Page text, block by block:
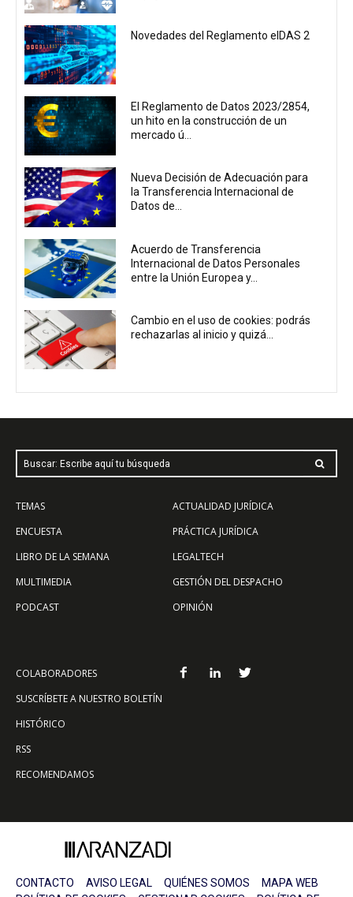
Novedades del Reglamento eIDAS 2
El Reglamento de Datos 2023/2854,
un hito en la construcción de un
mercado ú...
Nueva Decisión de Adecuación para
la Transferencia Internacional de
Datos de...
Acuerdo de Transferencia
Internacional de Datos Personales
entre la Unión Europea y...
Cambio en el uso de cookies: podrás
rechazarlas al inicio y quizá...
Buscar: Escribe aquí tu búsqueda
TEMAS
ENCUESTA
LIBRO DE LA SEMANA
MULTIMEDIA
PODCAST
ACTUALIDAD JURÍDICA
PRÁCTICA JURÍDICA
LEGALTECH
GESTIÓN DEL DESPACHO
OPINIÓN
COLABORADORES
SUSCRÍBETE A NUESTRO BOLETÍN
HISTÓRICO
RSS
RECOMENDAMOS
CONTACTO AVISO LEGAL QUIÉNES SOMOS
MAPA WEB